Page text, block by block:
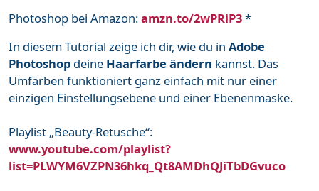
Photoshop bei Amazon:amzn.to/2wPRiP3*
In diesem Tutorial zeige ich dir, wie du in Adobe
Photoshop deine Haarfarbe ändern kannst. Das
Umfärben funktioniert ganz einfach mit nur einer
einzigen Einstellungsebene und einer Ebenenmaske.
Playlist „Beauty-Retusche“:
www.youtube.com/playlist?
list=PLWYM6VZPN36hkq_Qt8AMDhQJiTbDGvuco